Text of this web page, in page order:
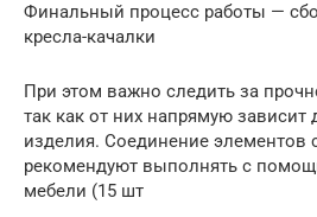
Финальный процесс работы —
кресла-качалки
При этом важно следить за
так как от них напрямую зависит
изделия. Соединение элементов
рекомендуют выполнять с
мебели (15 шт